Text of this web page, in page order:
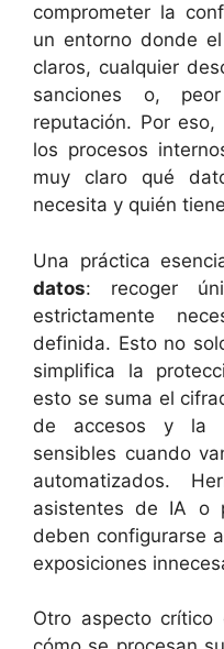
comprometer la
un entorno donde
claros, cualquier
sanciones o,
reputación. Por
los procesos
muy claro qué
necesita y quién
Una práctica
datos: recoger
estrictamente
definida. Esto no
simplifica la
esto se suma el
de accesos y la
sensibles cuando
automatizados.
asistentes de IA o
deben configurarse
exposiciones
Otro aspecto